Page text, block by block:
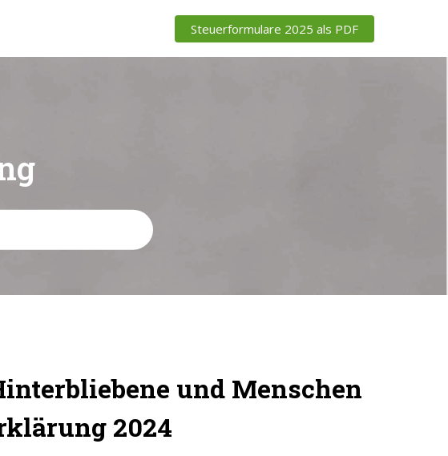
Steuerformulare 2025 als PDF
und Menschen
2024